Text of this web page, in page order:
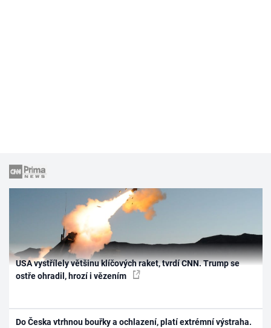
USA vystřílely většinu klíčových raket, tvrdí CNN. Trump se
ostře ohradil, hrozí i vězením
Do Česka vtrhnou bouřky a ochlazení, platí extrémní výstraha.